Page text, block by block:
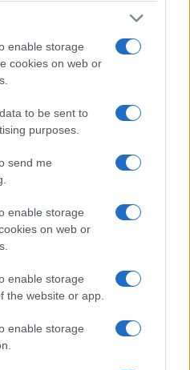
enable storage
cookies on web or
to be sent to
purposes.
send me
enable storage
on web or
enable storage
the website or app.
enable storage
από τη νέα ρύθμιση
για μία εβδομάδα οι
του ΚΕΑΟ – Τι πρέπει να